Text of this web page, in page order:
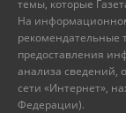
темы, которые
На
рекомендательные
предоставления
анализа сведений,
сети «Интернет»,
Федерации).